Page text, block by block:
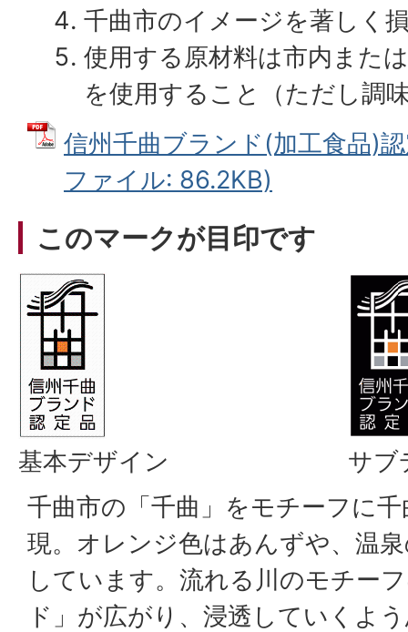
千曲市のイメージを著しく
使用する原材料は市内また
を使用すること（ただし調
信州千曲ブランド(加工食品)
ファイル: 86.2KB)
このマークが目印です
基本デザイン
サブ
千曲市の「千曲」をモチーフに
現。オレンジ色はあんずや、温
しています。流れる川のモチー
ド」が広がり、浸透していくよ